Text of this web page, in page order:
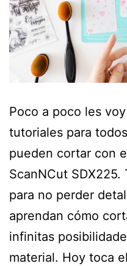
Poco a poco les
tutoriales para
pueden cortar con
ScanNCut SDX225.
para no perder
aprendan cómo
infinitas
material. Hoy toca